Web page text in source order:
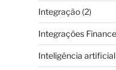
Integração(2)
Integrações
Inteligência artificial